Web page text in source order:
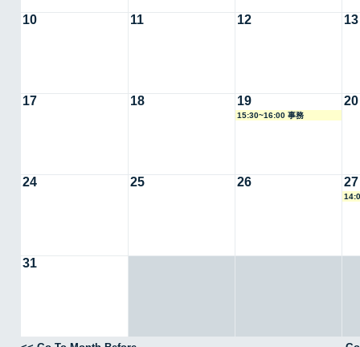
10 11 12 13
17 18 19
15:30~16:00 事務
20
24 25 26 27
31